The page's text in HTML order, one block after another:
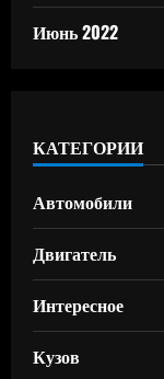
Июнь 2022
КАТЕГОРИИ
Автомобили
Двигатель
Интересное
Кузов